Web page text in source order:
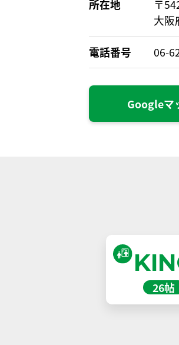
所在地
〒
大阪
電話番号 06-
Googleマ
26帖